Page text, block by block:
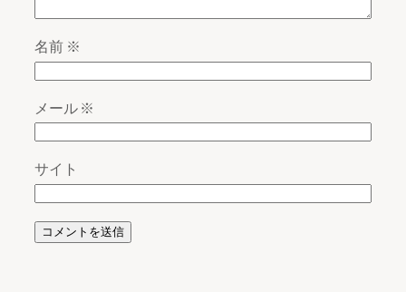
名前 ※
メール※
サイト